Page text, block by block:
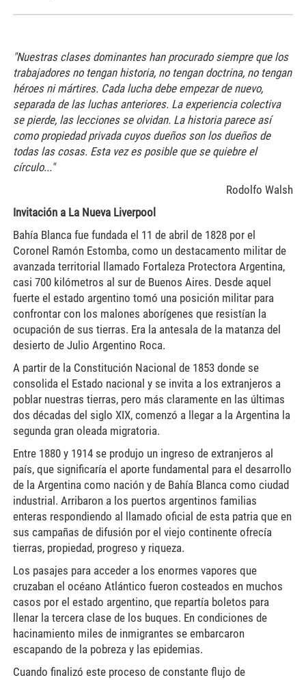
"Nuestras clases dominantes han procurado siempre que los
trabajadores no tengan historia, no tengan doctrina, no tengan
héroes ni mártires. Cada lucha debe empezar de nuevo,
separada de las luchas anteriores. La experiencia colectiva
se pierde, las lecciones se olvidan. La historia parece así
como propiedad privada cuyos dueños son los dueños de
todas las cosas. Esta vez es posible que se quiebre el
círculo..."
Rodolfo Walsh
Invitación a La Nueva Liverpool
Bahía Blanca fue fundada el 11 de abril de 1828 por el
Coronel Ramón Estomba, como un destacamento militar de
avanzada territorial llamado Fortaleza Protectora Argentina,
casi 700 kilómetros al sur de Buenos Aires. Desde aquel
fuerte el estado argentino tomó una posición militar para
confrontar con los malones aborígenes que resistían la
ocupación de sus tierras. Era la antesala de la matanza del
desierto de Julio Argentino Roca.
A partir de la Constitución Nacional de 1853 donde se
consolida el Estado nacional y se invita a los extranjeros a
poblar nuestras tierras, pero más claramente en las últimas
dos décadas del siglo XIX, comenzó a llegar a la Argentina la
segunda gran oleada migratoria.
Entre 1880 y 1914 se produjo un ingreso de extranjeros al
país, que significaría el aporte fundamental para el desarrollo
de la Argentina como nación y de Bahía Blanca como ciudad
industrial. Arribaron a los puertos argentinos familias
enteras respondiendo al llamado oficial de esta patria que en
sus campañas de difusión por el viejo continente ofrecía
tierras, propiedad, progreso y riqueza.
Los pasajes para acceder a los enormes vapores que
cruzaban el océano Atlántico fueron costeados en muchos
casos por el estado argentino, que repartía boletos para
llenar la tercera clase de los buques. En condiciones de
hacinamiento miles de inmigrantes se embarcaron
escapando de la pobreza y las epidemias.
Cuando finalizó este proceso de constante flujo de